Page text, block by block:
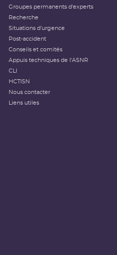
Groupes permanents d'experts
Recherche
Situations d'urgence
Post-accident
Conseils et comités
Appuis techniques de l'ASNR
CLI
HCTISN
Nous contacter
Liens utiles